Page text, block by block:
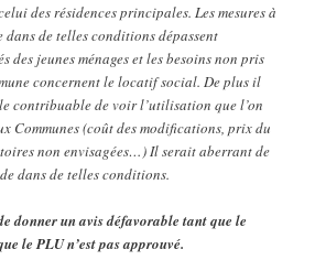
des résidences principales. Les mesures à
de telles conditions dépassent
des jeunes ménages et les besoins non pris
concernent le locatif social. De plus il
contribuable de voir l’utilisation que l’on
Communes (coût des modifications, prix du
non envisagées…) Il serait aberrant de
dans de telles conditions.
donner un avis défavorable tant que le
le PLU n’est pas approuvé.